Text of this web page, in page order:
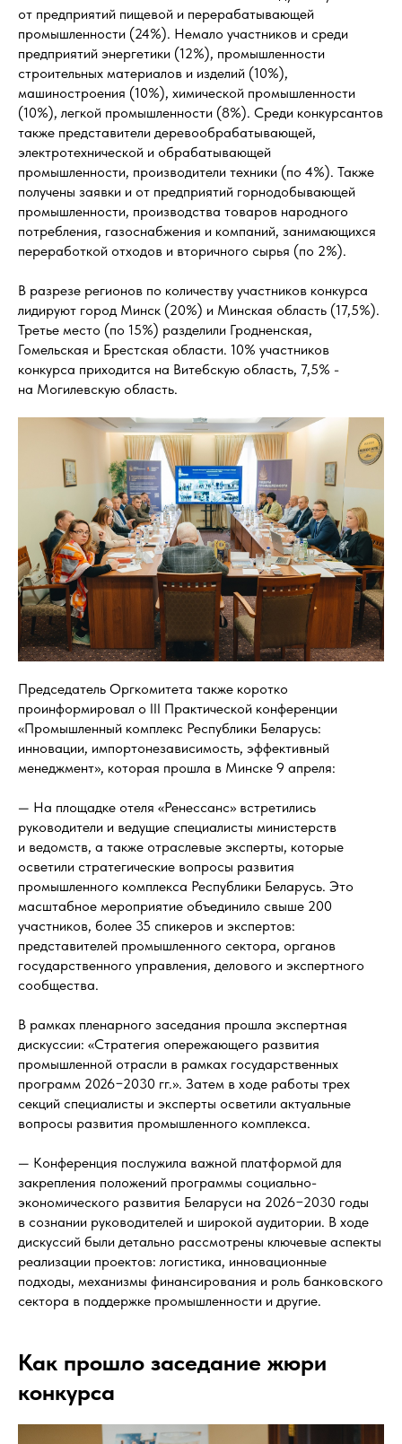
от предприятий пищевой и перерабатывающей
промышленности (24%). Немало участников и среди
предприятий энергетики (12%), промышленности
строительных материалов и изделий (10%),
машиностроения (10%), химической промышленности
(10%), легкой промышленности (8%). Среди конкурсантов
также представители деревообрабатывающей,
электротехнической и обрабатывающей
промышленности, производители техники (по 4%). Также
получены заявки и от предприятий горнодобывающей
промышленности, производства товаров народного
потребления, газоснабжения и компаний, занимающихся
переработкой отходов и вторичного сырья (по 2%).
В разрезе регионов по количеству участников конкурса
лидируют город Минск (20%) и Минская область (17,5%).
Третье место (по 15%) разделили Гродненская,
Гомельская и Брестская области. 10% участников
конкурса приходится на Витебскую область, 7,5% -
на Могилевскую область.
Председатель Оргкомитета также коротко
проинформировал о III Практической конференции
«Промышленный комплекс Республики Беларусь:
инновации, импортонезависимость, эффективный
менеджмент», которая прошла в Минске 9 апреля:
— На площадке отеля «Ренессанс» встретились
руководители и ведущие специалисты министерств
и ведомств, а также отраслевые эксперты, которые
осветили стратегические вопросы развития
промышленного комплекса Республики Беларусь. Это
масштабное мероприятие объединило свыше 200
участников, более 35 спикеров и экспертов:
представителей промышленного сектора, органов
государственного управления, делового и экспертного
сообщества.
В рамках пленарного заседания прошла экспертная
дискуссии: «Стратегия опережающего развития
промышленной отрасли в рамках государственных
программ 2026−2030 гг.». Затем в ходе работы трех
секций специалисты и эксперты осветили актуальные
вопросы развития промышленного комплекса.
— Конференция послужила важной платформой для
закрепления положений программы социально-
экономического развития Беларуси на 2026−2030 годы
в сознании руководителей и широкой аудитории. В ходе
дискуссий были детально рассмотрены ключевые аспекты
реализации проектов: логистика, инновационные
подходы, механизмы финансирования и роль банковского
сектора в поддержке промышленности и другие.
Как прошло заседание жюри
конкурса